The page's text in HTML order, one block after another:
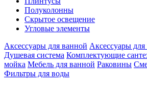
Полуколонны
Скрытое освещение
Угловые элементы
Аксессуары для ванной Аксессуары
Душевая система Комплектующие
мойка Мебель для ванной Раковины
Фильтры для воды